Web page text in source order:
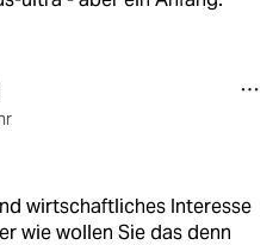
wirtschaftliches Interesse
wie wollen Sie das denn